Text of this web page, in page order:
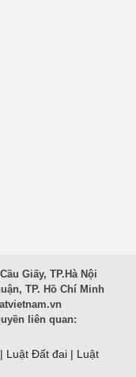
Giấy, TP.Hà Nội
TP. Hồ Chí Minh
liên quan:
| Luật Đất đai | Luật